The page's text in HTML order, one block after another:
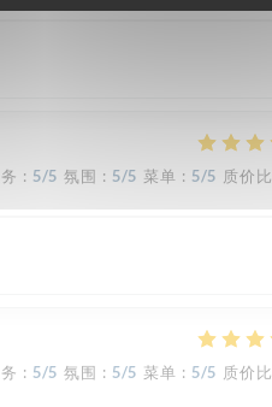
: 5/5 氛围 : 5/5 菜单 : 5/5 质价比
: 5/5 氛围 : 5/5 菜单 : 5/5 质价比